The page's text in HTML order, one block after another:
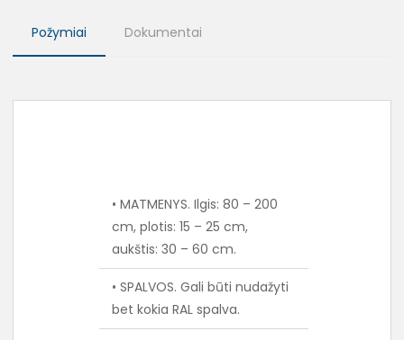
Požymiai Dokumentai
• MATMENYS. Ilgis: 80 – 200
cm, plotis: 15 – 25 cm,
aukštis: 30 – 60 cm.
• SPALVOS. Gali būti nudažyti
bet kokia RAL spalva.